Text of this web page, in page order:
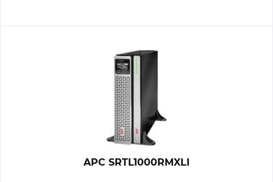
APC SRTL1000RMXLI